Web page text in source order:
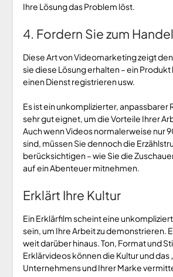
Ihre Lösung das Problem löst.
4. Fordern Sie zum
Diese Art von Videomarketing zeigt
sie diese Lösung erhalten – ein
einen Dienst registrieren usw.
Es ist ein unkomplizierter, anpassbarer
sehr gut eignet, um die Vorteile Ihrer
Auch wenn Videos normalerweise nur
sind, müssen Sie dennoch die
berücksichtigen – wie Sie die
auf ein Abenteuer mitnehmen.
Erklärt Ihre Kultur
Ein Erklärfilm scheint eine
sein, um Ihre Arbeit zu demonstrieren.
weit darüber hinaus. Ton, Format und
Erklärvideos können die Kultur und das
Unternehmens und Ihrer Marke